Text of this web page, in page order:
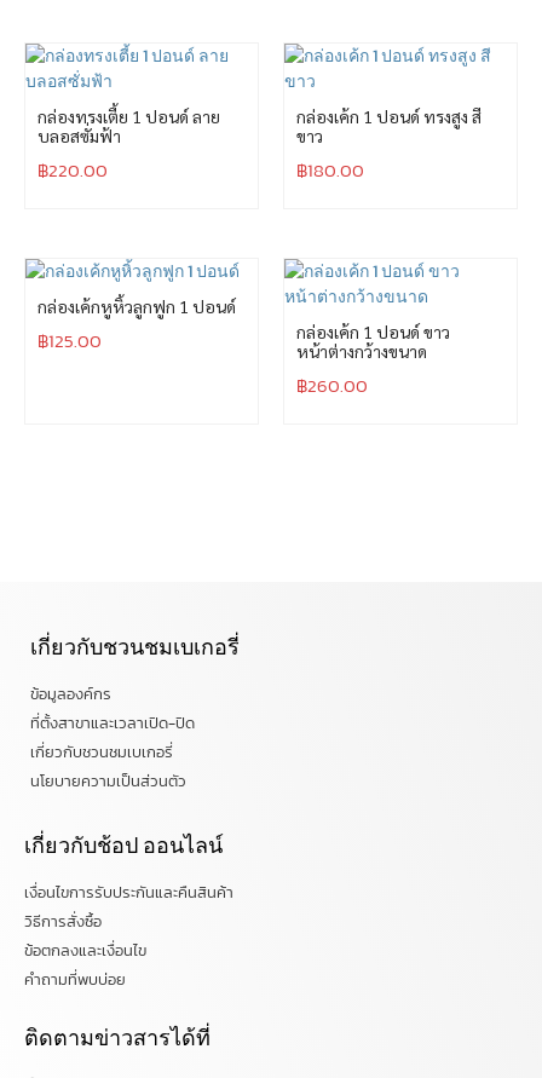
กล่องทรงเตี้ย 1 ปอนด์ ลาย
บลอสซั่มฟ้า
฿220.00
กล่องเค้ก 1 ปอนด์ ทรงสูง สี
ขาว
฿180.00
กล่องเค้กหูหิ้วลูกฟูก 1 ปอนด์
฿125.00
กล่องเค้ก 1 ปอนด์ ขาว
หน้าต่างกว้างขนาด
฿260.00
เกี่ยวกับชวนชมเบเกอรี่
ข้อมูลองค์กร
ที่ตั้งสาขาและเวลาเปิด-ปิด
เกี่ยวกับชวนชมเบเกอรี่
นโยบายความเป็นส่วนตัว
เกี่ยวกับช้อป ออนไลน์
เงื่อนไขการรับประกันและคืนสินค้า
วิธีการสั่งซื้อ
ข้อตกลงและเงื่อนไข
คำถามที่พบบ่อย
ติดตามข่าวสารได้ที่